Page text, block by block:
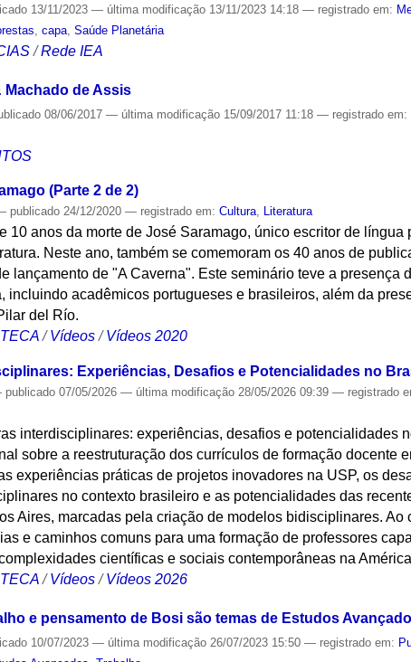
13/11/2023— última modificação 13/11/2023 14:18— registrado em:
,capa ,Saúde Planetária
/Rede IEA
Machado de Assis
08/06/2017— última modificação 15/09/2017 11:18— registrado em:
(Parte 2 de 2)
publicado 24/12/2020— registrado em:Cultura, Literatura
10 anos da morte de José Saramago, único escritor de língua
Neste ano, também se comemoram os 40 anos de
lançamento de "A Caverna". Este seminário teve a presença
incluindo acadêmicos portugueses e brasileiros, além da
del Río.
/Vídeos /Vídeos 2020
Experiências, Desafios e Potencialidades no
publicado 07/05/2026— última modificação 28/05/2026 09:39— registrado
interdisciplinares: experiências, desafios e potencialidades
sobre a reestruturação dos currículos de formação docente
experiências práticas de projetos inovadores na USP, os
no contexto brasileiro e as potencialidades das
Aires, marcadas pela criação de modelos bidisciplinares. Ao
e caminhos comuns para uma formação de professores
científicas e sociais contemporâneas na
/Vídeos /Vídeos 2026
e pensamento de Bosi são temas de Estudos
10/07/2023— última modificação 26/07/2023 15:50— registrado em: